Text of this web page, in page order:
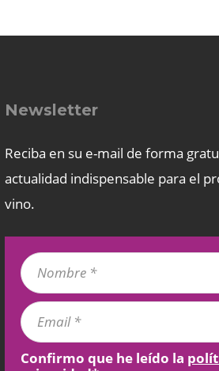
Newsletter
Reciba en su e-mail de forma
actualidad indispensable para el
vino.
Confirmo que he leído la